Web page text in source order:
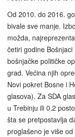
Od 2010. do 2016.
bivale sve manje.
možda,
četiri godine
bošnjačke političke
grad. Većina njih
Novi pokret Bosne i
glasova). Za SDA
u Trebinju ili 0,2
šta se pretpostavlja
proglašeno je više